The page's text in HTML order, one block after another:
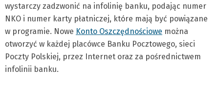
wystarczy zadzwonić na infolinię banku, podając numer
NKO i numer karty płatniczej, które mają być powiązane
w programie. Nowe Konto Oszczędnościowe można
otworzyć w każdej placówce Banku Pocztowego, sieci
Poczty Polskiej, przez Internet oraz za pośrednictwem
infolinii banku.